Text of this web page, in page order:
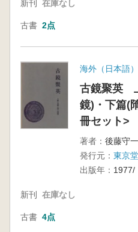
新刊 在庫なし
古書 2点
海外（日本語）
古鏡聚英
鏡)・下篇(
冊セット>
著者： 後藤守
発行元： 東京
出版年： 1977/
新刊 在庫なし
古書 4点